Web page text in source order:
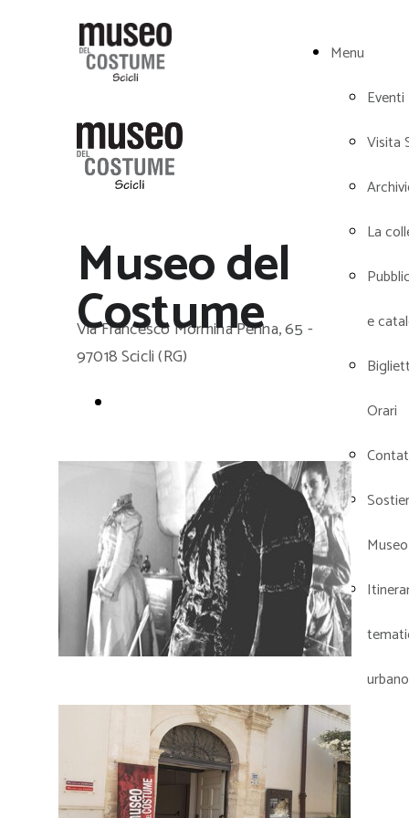
Menu
Eventi
Visita
La
e
Orari
Museo
urbano
Museo del
Costume
Via Francesco Mormina Penna, 65 -
97018 Scicli (RG)